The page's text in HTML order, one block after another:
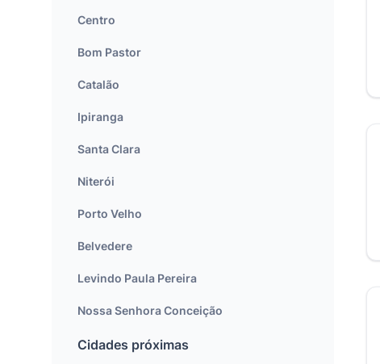
Centro
Bom Pastor
Catalão
Ipiranga
Santa Clara
Niterói
Porto Velho
Belvedere
Levindo Paula Pereira
Nossa Senhora Conceição
Cidades próximas